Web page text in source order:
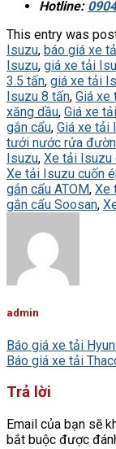
Hotline:
This entry was
Isuzu, báo giá xe
Isuzu, giá xe tải
3.5 tấn, giá xe tải
Isuzu 8 tấn, Giá xe
xăng dầu, Giá xe
gắn cẩu, Giá xe tải
tưới nước rửa
Isuzu, Xe tải Isuzu
Xe tải Isuzu cuốn
gắn cẩu ATOM, Xe
gắn cẩu Soosan,
admin
Báo giá xe tải
Báo giá xe tải
Trả lời
Email của bạn sẽ
bắt buộc được